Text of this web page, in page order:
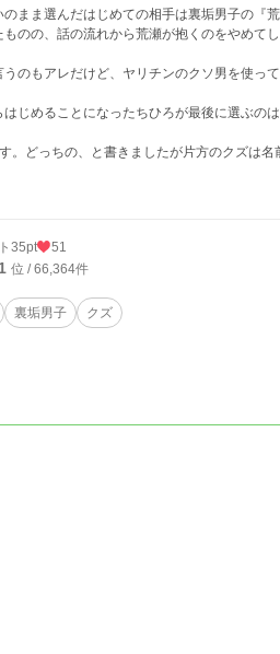
まま選んだはじめての相手は裏垢男子の『荒
のの、話の流れから荒瀬が抱くのをやめてし
のもアレだけど、ヤリチンのクソ男を使っ
じめることになったちひろが最後に選ぶの
。どっちの、と書きましたが片方のクズは名
35pt 51
位 / 66,364件
裏垢男子 クズ